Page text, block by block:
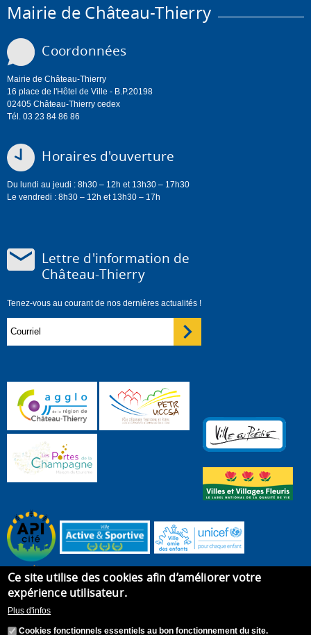
Mairie de Château-Thierry
Coordonnées
Mairie de Château-Thierry
16 place de l'Hôtel de Ville - B.P.20198
02405 Château-Thierry cedex
Tél. 03 23 84 86 86
Horaires d'ouverture
Du lundi au jeudi : 8h30 – 12h et 13h30 – 17h30
Le vendredi : 8h30 – 12h et 13h30 – 17h
Lettre d'information de
Château-Thierry
Tenez-vous au courant de nos dernières actualités !
Ce site utilise des cookies afin d’améliorer votre
expérience utilisateur.
Plus d'infos
Cookies fonctionnels essentiels au bon fonctionnement du site.